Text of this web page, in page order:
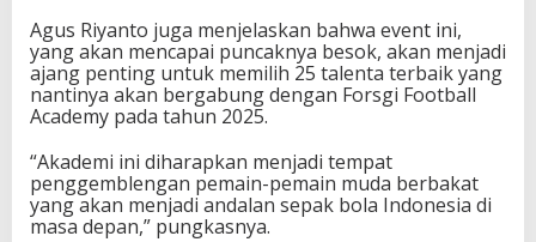
Agus Riyanto juga menjelaskan bahwa event ini,
yang akan mencapai puncaknya besok, akan menjadi
ajang penting untuk memilih 25 talenta terbaik yang
nantinya akan bergabung dengan Forsgi Football
Academy pada tahun 2025.
“Akademi ini diharapkan menjadi tempat
penggemblengan pemain-pemain muda berbakat
yang akan menjadi andalan sepak bola Indonesia di
masa depan,” pungkasnya.